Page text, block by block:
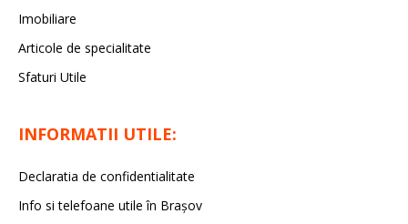
Imobiliare
Articole de specialitate
Sfaturi Utile
INFORMATII UTILE:
Declaratia de confidentialitate
Info si telefoane utile în Braşov